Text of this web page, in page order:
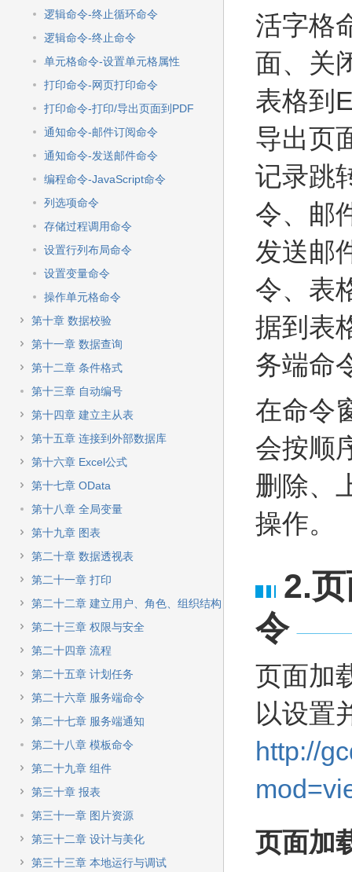
逻辑命令-终止循环命令
逻辑命令-终止命令
单元格命令-设置单元格属性
打印命令-网页打印命令
打印命令-打印/导出页面到PDF
通知命令-邮件订阅命令
通知命令-发送邮件命令
编程命令-JavaScript命令
列选项命令
存储过程调用命令
设置行列布局命令
设置变量命令
操作单元格命令
第十章 数据校验
第十一章 数据查询
第十二章 条件格式
第十三章 自动编号
第十四章 建立主从表
第十五章 连接到外部数据库
第十六章 Excel公式
第十七章 OData
第十八章 全局变量
第十九章 图表
第二十章 数据透视表
第二十一章 打印
第二十二章 建立用户、角色、组织结构
第二十三章 权限与安全
第二十四章 流程
第二十五章 计划任务
第二十六章 服务端命令
第二十七章 服务端通知
第二十八章 模板命令
第二十九章 组件
第三十章 报表
第三十一章 图片资源
第三十二章 设计与美化
第三十三章 本地运行与调试
活字格
面、关
表格到
导出页
记录跳
令、邮
发送邮
令、表
据到表
务端命
在命令
会按顺
删除、
操作。
2.
令
页面加
以设置
http://
页面加